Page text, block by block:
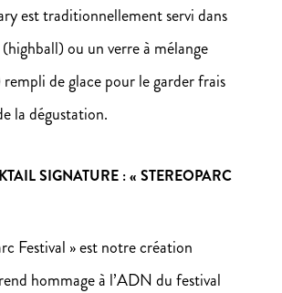
est traditionnellement servi dans
ou un verre à mélange
rempli de glace pour le garder frais
la dégustation.
SIGNATURE : « STEREOPARC
Festival » est notre création
hommage à l’ADN du festival